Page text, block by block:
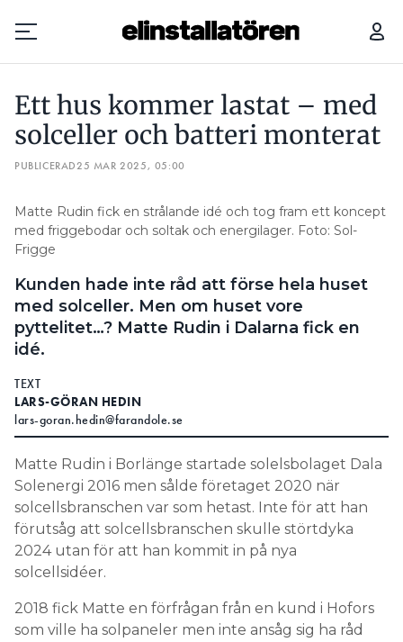
Prenumerera
Hantera prenumeration
Lediga jobb
Annonsera
Läs E-tidningen
Om tidningen
Personuppgifter
Search for:
SEARCH
Ett hus kommer lastat – med
solceller och batteri monterat
PUBLICERAD25 MAR 2025, 05:00
Matte Rudin fick en strålande idé och tog fram ett koncept
med friggebodar och soltak och energilager. Foto: Sol-
Frigge
Kunden hade inte råd att förse hela huset
med solceller. Men om huset vore
pyttelitet…? Matte Rudin i Dalarna fick en
idé.
TEXT
LARS-GÖRAN HEDIN
lars-goran.hedin@farandole.se
Matte Rudin i Borlänge startade solelsbolaget Dala
Solenergi 2016 men sålde företaget 2020 när
solcellsbranschen var som hetast. Inte för att han
förutsåg att solcellsbranschen skulle störtdyka
2024 utan för att han kommit in på nya
solcellsidéer.
2018 fick Matte en förfrågan från en kund i Hofors
som ville ha solpaneler men inte ansåg sig ha råd